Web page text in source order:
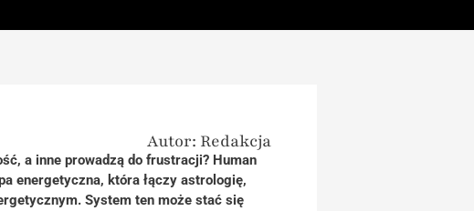
Autor: Redakcja
a inne prowadzą do frustracji? Human
energetyczna, która łączy astrologię,
System ten może stać się